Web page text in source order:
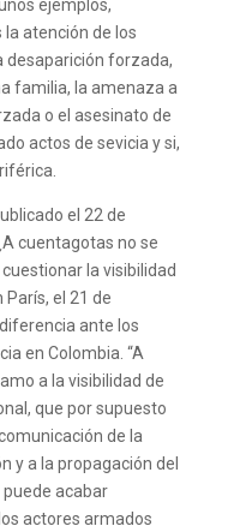
ejemplos,
atención de los
desaparición forzada,
familia, la amenaza a
o el asesinato de
actos de sevicia y si,
el 22 de
cuentagotas no se
la visibilidad
el 21 de
ante los
en Colombia. “A
a la visibilidad de
que por supuesto
de la
y a la propagación del
acabar
actores armados